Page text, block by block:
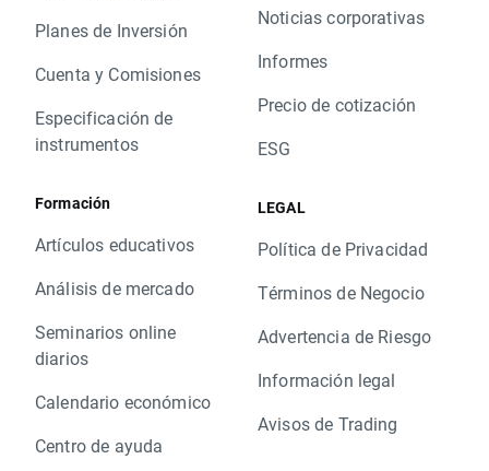
Planes de Inversión
Cuenta y Comisiones
Especificación de
instrumentos
Formación
Artículos educativos
Análisis de mercado
Seminarios online
diarios
Calendario económico
Centro de ayuda
Noticias corporativas
Informes
Precio de cotización
ESG
LEGAL
Política de Privacidad
Términos de Negocio
Advertencia de Riesgo
Información legal
Avisos de Trading